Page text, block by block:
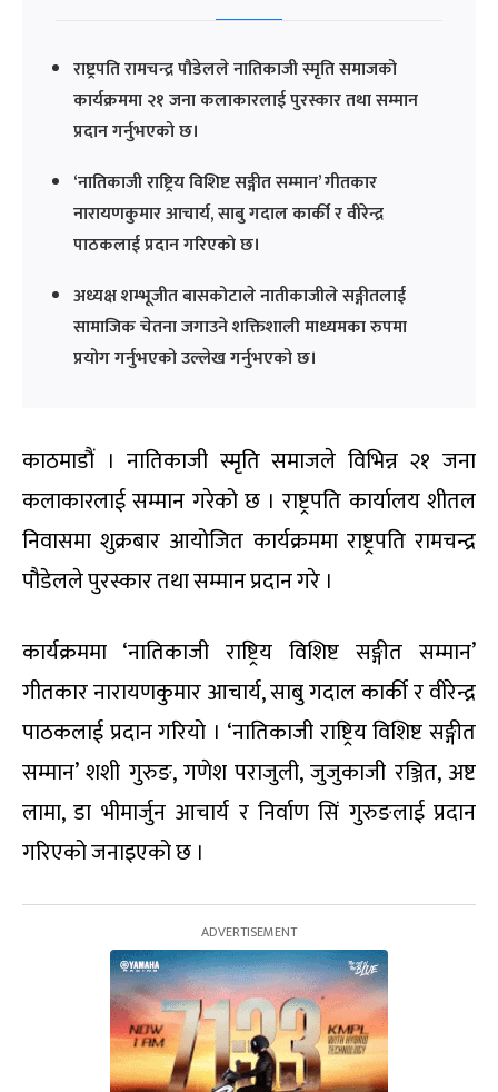
राष्ट्रपति रामचन्द्र पौडेलले नातिकाजी स्मृति समाजको
कार्यक्रममा २१ जना कलाकारलाई पुरस्कार तथा सम्मान
प्रदान गर्नुभएको छ।
‘नातिकाजी राष्ट्रिय विशिष्ट सङ्गीत सम्मान’ गीतकार
नारायणकुमार आचार्य, साबु गदाल कार्की र वीरेन्द्र
पाठकलाई प्रदान गरिएको छ।
अध्यक्ष शम्भूजीत बासकोटाले नातीकाजीले सङ्गीतलाई
सामाजिक चेतना जगाउने शक्तिशाली माध्यमका रुपमा
प्रयोग गर्नुभएको उल्लेख गर्नुभएको छ।
काठमाडौं । नातिकाजी स्मृति समाजले विभिन्न २१ जना
कलाकारलाई सम्मान गरेको छ । राष्ट्रपति कार्यालय शीतल
निवासमा शुक्रबार आयोजित कार्यक्रममा राष्ट्रपति रामचन्द्र
पौडेलले पुरस्कार तथा सम्मान प्रदान गरे ।
कार्यक्रममा ‘नातिकाजी राष्ट्रिय विशिष्ट सङ्गीत सम्मान’
गीतकार नारायणकुमार आचार्य, साबु गदाल कार्की र वीरेन्द्र
पाठकलाई प्रदान गरियो । ‘नातिकाजी राष्ट्रिय विशिष्ट सङ्गीत
सम्मान’ शशी गुरुङ, गणेश पराजुली, जुजुकाजी रञ्जित, अष्ट
लामा, डा भीमार्जुन आचार्य र निर्वाण सिं गुरुङलाई प्रदान
गरिएको जनाइएको छ ।